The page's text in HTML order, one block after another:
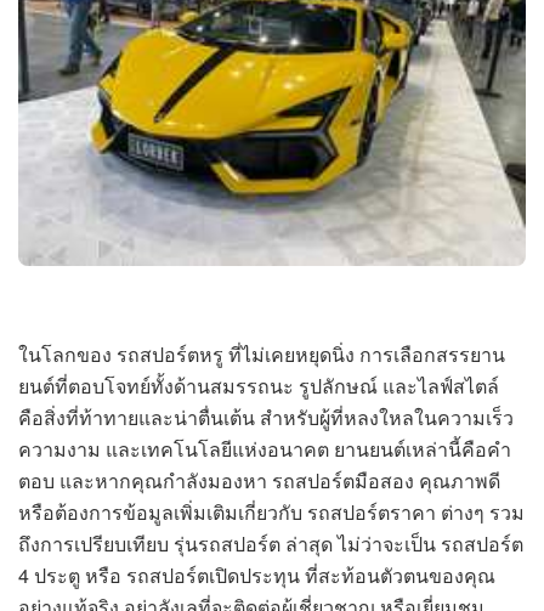
ในโลกของ รถสปอร์ตหรู ที่ไม่เคยหยุดนิ่ง การเลือกสรรยาน
ยนต์ที่ตอบโจทย์ทั้งด้านสมรรถนะ รูปลักษณ์ และไลฟ์สไตล์
คือสิ่งที่ท้าทายและน่าตื่นเต้น สำหรับผู้ที่หลงใหลในความเร็ว
ความงาม และเทคโนโลยีแห่งอนาคต ยานยนต์เหล่านี้คือคำ
ตอบ และหากคุณกำลังมองหา รถสปอร์ตมือสอง คุณภาพดี
หรือต้องการข้อมูลเพิ่มเติมเกี่ยวกับ รถสปอร์ตราคา ต่างๆ รวม
ถึงการเปรียบเทียบ รุ่นรถสปอร์ต ล่าสุด ไม่ว่าจะเป็น รถสปอร์ต
4 ประตู หรือ รถสปอร์ตเปิดประทุน ที่สะท้อนตัวตนของคุณ